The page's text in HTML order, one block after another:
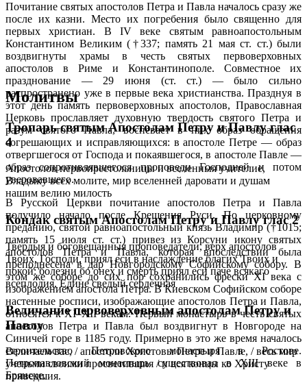
Почитание святых апостолов Петра и Павла началось сразу же
после их казни. Место их погребения было священно для
первых христиан. В IV веке святым равноапостольным
Константином Великим (†337; память 21 мая ст. ст.) были
воздвигнуты храмы в честь святых первоверховных
апостолов в Риме и Константинополе. Совместное их
празднование — 29 июня (ст. ст.) — было сильно
распространено уже в первые века христианства. Празднуя в
этот день память первоверховных апостолов, Православная
Церковь прославляет духовную твердость святого Петра и
разум святого Павла, воспевает в них образ обращения
согрешающих и исправляющихся: в апостоле Петре — образ
отвергшегося от Господа и покаявшегося, в апостоле Павле —
образ сопротивлявшегося проповеди Господней и потом
уверовавшего.
В Русской Церкви почитание апостолов Петра и Павла
получило начало после Крещения Руси. По церковному
преданию, святой равноапостольный князь Владимир (†1015;
память 15 июля ст. ст.) привез из Корсуни икону святых
апостолов Петра и Павла, которая впоследствии была
преподнесена в дар Новгородскому Софийскому собору. В
этом же соборе до сих пор сохранились фрески XI века с
изображением апостола Петра. В Киевском Софийском соборе
настенные росписи, изображающие апостолов Петра и Павла,
относятся к XI–XII векам. Первый монастырь в честь святых
апостолов Петра и Павла был воздвигнут в Новгороде на
Синичей горе в 1185 году. Примерно в это же время началось
строительство Петровского монастыря в Ростове.
Петропавловский монастырь существовал в XIII веке в
Брянске.
Молитвы
Тропарь святым Апостолам Петру и Павлу глас
4
Апостолов первопрестольницы и вселенныя учителие,
Владыку всех молите, мир вселенней даровати и душам
нашим велию милость
Кондак святым Апостолам Петру и Павлу глас 2
Твердыя и боговещанныя проповедатели, верх апостолов
Твоих, Господи, приял еси в наслаждение благих Твоих и
покой: болезни бо онех и смерть приял еси паче всякаго
всеплодия, Едине сведый сердечная
Величание первоверховным апостолам Петру и
Павлу
Величаем вас, / апостоли Христовы Петре и Павле, / весь мир
ученьми своими просветившия / и вся концы ко Христу
приведшия.